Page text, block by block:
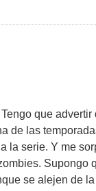
que
de las
la serie. Y me
Supongo
se alejen de